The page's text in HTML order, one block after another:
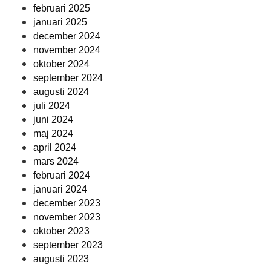
februari 2025
januari 2025
december 2024
november 2024
oktober 2024
september 2024
augusti 2024
juli 2024
juni 2024
maj 2024
april 2024
mars 2024
februari 2024
januari 2024
december 2023
november 2023
oktober 2023
september 2023
augusti 2023